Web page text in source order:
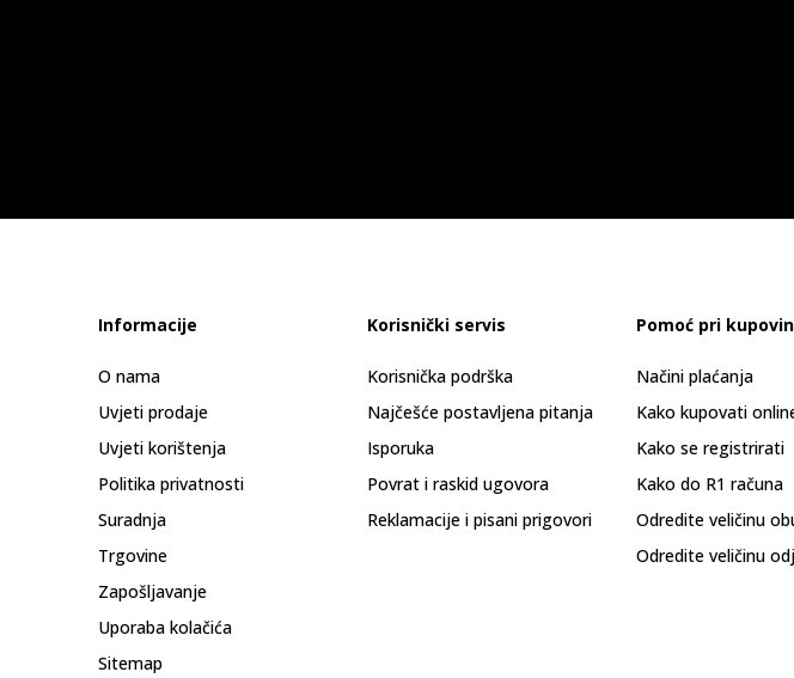
Informacije
O nama
Uvjeti prodaje
Uvjeti korištenja
Politika privatnosti
Suradnja
Trgovine
Zapošljavanje
Uporaba kolačića
Sitemap
Korisnički servis
Korisnička podrška
Najčešće postavljena pitanja
Isporuka
Povrat i raskid ugovora
Reklamacije i pisani prigovori
Pomoć pri
Načini plaćanja
Kako kupovati
Kako se registrirati
Kako do R1 računa
Odredite veličinu
Odredite veličinu